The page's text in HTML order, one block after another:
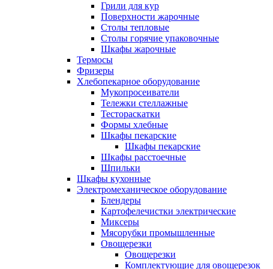
Грили для кур
Поверхности жарочные
Столы тепловые
Столы горячие упаковочные
Шкафы жарочные
Термосы
Фризеры
Хлебопекарное оборудование
Мукопросеиватели
Тележки стеллажные
Тестораскатки
Формы хлебные
Шкафы пекарские
Шкафы пекарские
Шкафы расстоечные
Шпильки
Шкафы кухонные
Электромеханическое оборудование
Блендеры
Картофелечистки электрические
Миксеры
Мясорубки промышленные
Овощерезки
Овощерезки
Комплектующие для овощерезок